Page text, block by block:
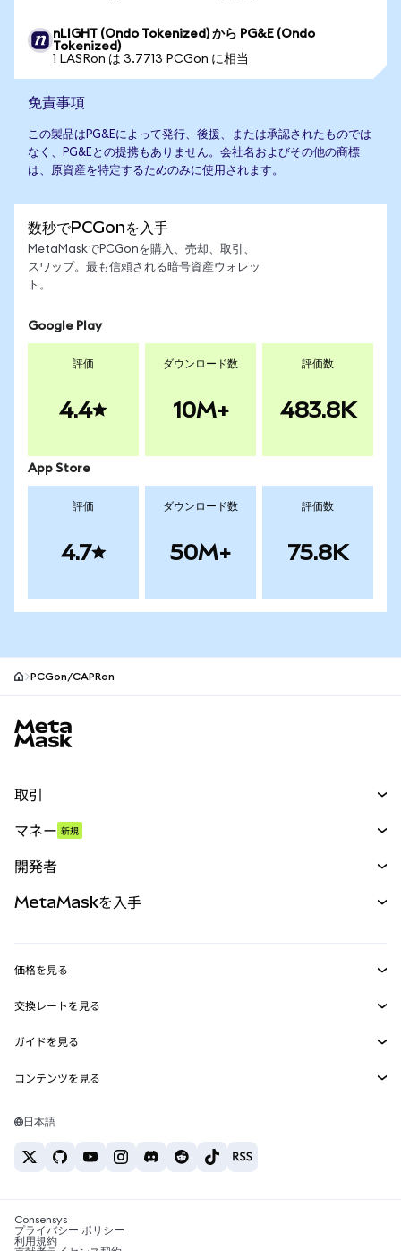
nLIGHT (Ondo Tokenized) から PG&E (Ondo
Tokenized)
1 LASRon は 3.7713 PCGon に相当
免責事項
この製品はPG&Eによって発行、後援、または承認されたものでは
なく、PG&Eとの提携もありません。会社名およびその他の商標
は、原資産を特定するためのみに使用されます。
数秒でPCGonを入手
MetaMaskでPCGonを購入、売却、取引、
スワップ。最も信頼される暗号資産ウォレッ
ト。
Google Play
評価
4.4
ダウンロード数
10M+
評価数
483.8K
App Store
評価
4.7
ダウンロード数
50M+
評価数
75.8K
PCGon/CAPRon
取引
パーペチュアル
RWA
マネー 新規
開発者
MetaMask Connect
Snaps
Web3サービス
MetaMaskを入手
セキュリティ
サポート
キャリア
お問い合わせ
価格を見る
イーサリアムの価格
Solanaの価格
Tetherの価格
交換レートを見る
ETH→USD
USDT→INR
BTC→INR
ETH→USDT
ガイドを見る
ETHの購入
USDTの購入
SHIBの購入
BNBの購入
コンテンツを見る
Solanaウォレット
税制関連ニュース
日本語
Consensys
プライバシー ポリシー
利用規約